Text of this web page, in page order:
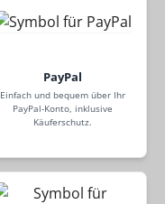
PayPal
Einfach und bequem über Ihr
PayPal-Konto, inklusive
Käuferschutz.